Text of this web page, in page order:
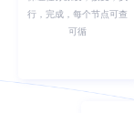
行，完成，每个节点可查
可循